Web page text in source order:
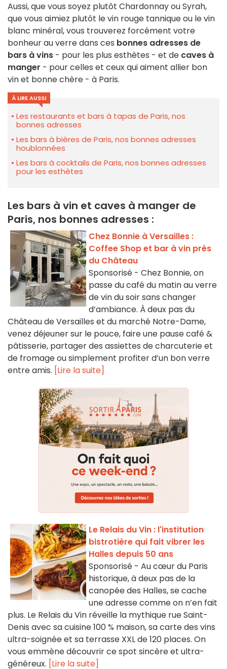
Aussi, que vous soyez plutôt Chardonnay ou Syrah,
que vous aimiez plutôt le vin rouge tannique ou le vin
blanc minéral, vous trouverez forcément votre
bonheur au verre dans ces bonnes adresses de
bars à vins - pour les plus esthètes - et de caves à
manger - pour celles et ceux qui aiment allier bon
vin et bonne chère - à Paris.
À LIRE AUSSI
Les restaurants et bars à tapas de Paris, nos
bonnes adresses
Les bars à bières de Paris, nos bonnes adresses
houblonnées
Les bars à cocktails de Paris, nos bonnes adresses
pour les esthètes
Les bars à vin et caves à manger de
Paris, nos bonnes adresses :
Chez Bonnie à Versailles :
Coffee Shop et bar à vin près
du Château
Sponsorisé - Chez Bonnie, on
passe du café du matin au verre
de vin du soir sans changer
d’ambiance. À deux pas du
Château de Versailles et du marché Notre-Dame,
venez déjeuner sur le pouce, faire une pause café &
pâtisserie, partager des assiettes de charcuterie et
de fromage ou simplement profiter d’un bon verre
entre amis. [Lire la suite]
Le Relais du Vin : l'institution
bistrotière qui fait vibrer les
Halles depuis 50 ans
Sponsorisé - Au cœur du Paris
historique, à deux pas de la
canopée des Halles, se cache
une adresse comme on n’en fait
plus. Le Relais du Vin réveille la mythique rue Saint-
Denis avec sa cuisine 100 % maison, sa carte des vins
ultra-soignée et sa terrasse XXL de 120 places. On
vous emmène découvrir ce spot sincère et ultra-
généreux. [Lire la suite]